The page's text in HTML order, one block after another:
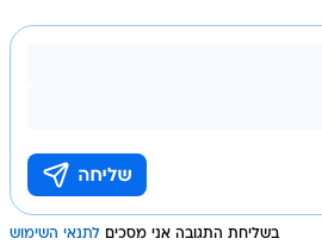
בשליחת התגובה אני מסכים לתנאי השימוש